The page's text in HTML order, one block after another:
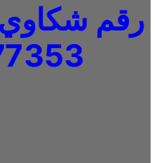
رقم شكاوي